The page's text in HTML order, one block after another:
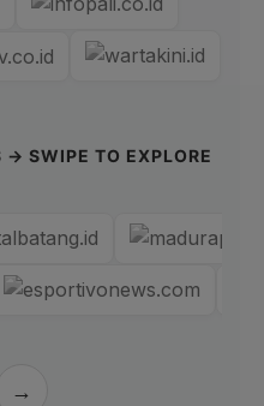
→ SWIPE TO EXPLORE
→